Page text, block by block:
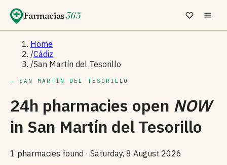
Farmacias365
Home
/Cádiz
/San Martín del Tesorillo
— SAN MARTÍN DEL TESORILLO
24h pharmacies open NOW
in San Martín del Tesorillo
1 pharmacies found · Saturday, 8 August 2026